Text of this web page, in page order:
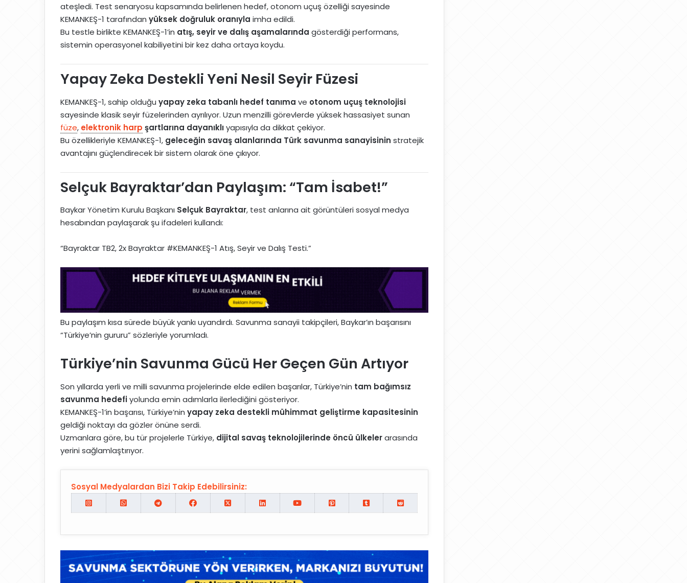
ateşledi. Test senaryosu kapsamında belirlenen hedef, otonom uçuş özelliği sayesinde
KEMANKEŞ-1 tarafından yüksek doğruluk oranıyla imha edildi.
Bu testle birlikte KEMANKEŞ-1’in atış, seyir ve dalış aşamalarında gösterdiği performans,
sistemin operasyonel kabiliyetini bir kez daha ortaya koydu.
Yapay Zeka Destekli Yeni Nesil Seyir Füzesi
KEMANKEŞ-1, sahip olduğu yapay zeka tabanlı hedef tanıma ve otonom uçuş teknolojisi
sayesinde klasik seyir füzelerinden ayrılıyor. Uzun menzilli görevlerde yüksek hassasiyet sunan
füze, elektronik harp şartlarına dayanıklıyapısıyla da dikkat çekiyor.
Bu özellikleriyle KEMANKEŞ-1, geleceğin savaş alanlarında Türk savunma sanayisinin stratejik
avantajını güçlendirecek bir sistem olarak öne çıkıyor.
Selçuk Bayraktar’dan Paylaşım: “Tam İsabet!”
Baykar Yönetim Kurulu Başkanı Selçuk Bayraktar, test anlarına ait görüntüleri sosyal medya
hesabından paylaşarak şu ifadeleri kullandı:
“Bayraktar TB2, 2x Bayraktar #KEMANKEŞ-1 Atış, Seyir ve Dalış Testi.”
Bu paylaşım kısa sürede büyük yankı uyandırdı. Savunma sanayii takipçileri, Baykar’ın başarısını
“Türkiye’nin gururu” sözleriyle yorumladı.
Türkiye’nin Savunma Gücü Her Geçen Gün Artıyor
Son yıllarda yerli ve milli savunma projelerinde elde edilen başarılar, Türkiye’nin tam bağımsız
savunma hedefiyolunda emin adımlarla ilerlediğini gösteriyor.
KEMANKEŞ-1’in başarısı, Türkiye’nin yapay zeka destekli mühimmat geliştirme kapasitesinin
geldiği noktayı da gözler önüne serdi.
Uzmanlara göre, bu tür projelerle Türkiye, dijital savaş teknolojilerinde öncü ülkelerarasında
yerini sağlamlaştırıyor.
Sosyal Medyalardan Bizi Takip Edebilirsiniz: